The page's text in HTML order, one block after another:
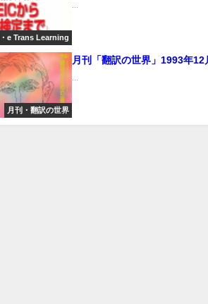
e Trans Learning
...
月刊・翻訳の世界
月刊「翻訳の世界」1993年12